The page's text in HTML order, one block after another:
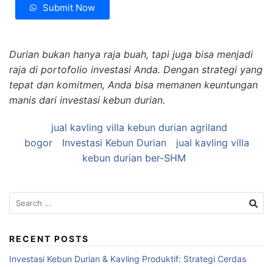
Submit Now
Durian bukan hanya raja buah, tapi juga bisa menjadi
raja di portofolio investasi Anda. Dengan strategi yang
tepat dan komitmen, Anda bisa memanen keuntungan
manis dari investasi kebun durian.
jual kavling villa kebun durian agriland
bogor
Investasi Kebun Durian
jual kavling villa
kebun durian ber-SHM
Search
for:
RECENT POSTS
Investasi Kebun Durian & Kavling Produktif: Strategi Cerdas